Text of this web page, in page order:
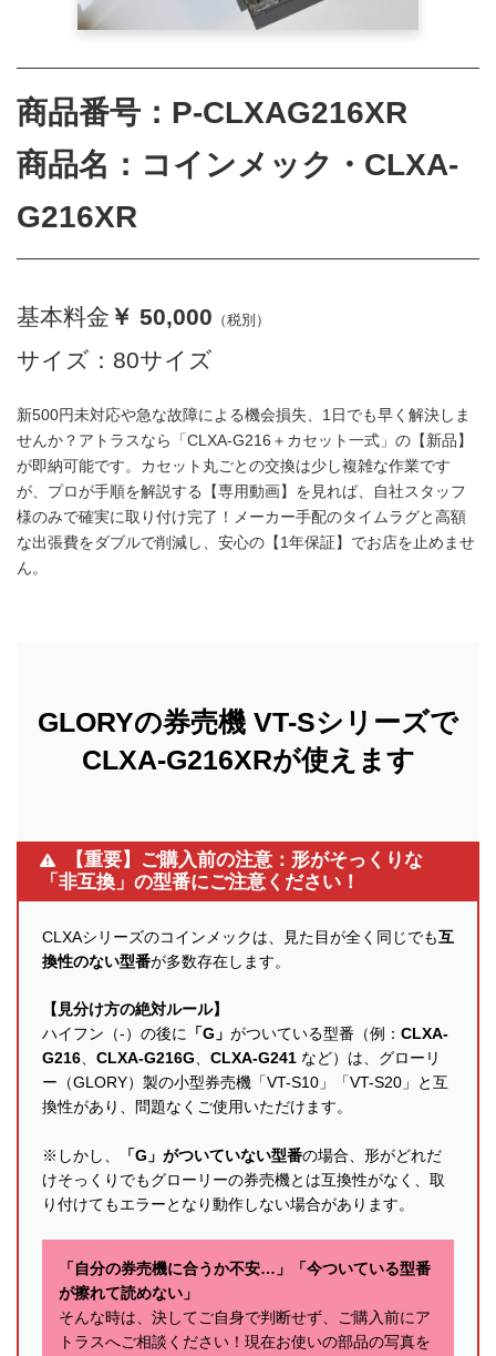
商品番号：P-CLXAG216XR
商品名：コインメック・CLXA-
G216XR
基本料金 ￥ 50,000 （税別）
サイズ：80サイズ
新500円未対応や急な故障による機会損失、1日でも早く解決しま
せんか？アトラスなら「CLXA-G216＋カセット一式」の【新品】
が即納可能です。カセット丸ごとの交換は少し複雑な作業です
が、プロが手順を解説する【専用動画】を見れば、自社スタッフ
様のみで確実に取り付け完了！メーカー手配のタイムラグと高額
な出張費をダブルで削減し、安心の【1年保証】でお店を止めませ
ん。
GLORYの券売機 VT-Sシリーズで
CLXA-G216XRが使えます
【重要】ご購入前の注意：形がそっくりな
「非互換」の型番にご注意ください！
CLXAシリーズのコインメックは、見た目が全く同じでも互
換性のない型番が多数存在します。
【見分け方の絶対ルール】
ハイフン（-）の後に
「G」 がついている型番（例： CLXA-
G216
CLXA-G216G CLXA-G241 など）は、グローリ
ー（GLORY）製の小型券売機「VT-S10」「VT-S20」と互
換性があり、問題なくご使用いただけます。
※しかし、 「G」がついていない型番の場合、形がどれだ
けそっくりでもグローリーの券売機とは互換性がなく、取
り付けてもエラーとなり動作しない場合があります。
「自分の券売機に合うか不安…」「今ついている型番
が擦れて読めない」
そんな時は、決してご自身で判断せず、ご購入前にア
トラスへご相談ください！現在お使いの部品の写真を